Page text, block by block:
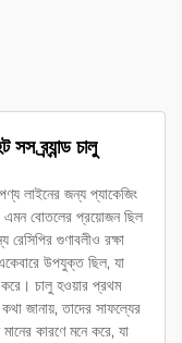
ব্র্যান্ড চালু
লাইনের জন্য প্যাকেজিং
এমন বোতলের প্রয়োজন ছিল
রেসিপির গুণাবলীও রক্ষা
উপযুক্ত ছিল, যা
করে। চালু হওয়ার প্রথম
জানায়, তাদের সাফল্যের
কারণে মনে করে, যা